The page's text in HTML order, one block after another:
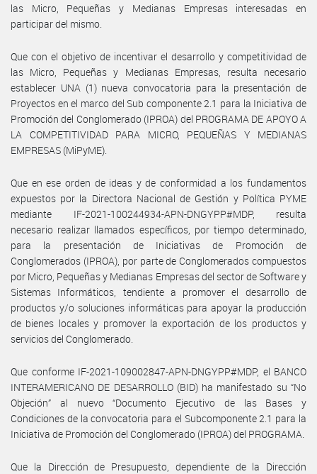
las Micro, Pequeñas y Medianas Empresas interesadas en
participar del mismo.
Que con el objetivo de incentivar el desarrollo y competitividad de
las Micro, Pequeñas y Medianas Empresas, resulta necesario
establecer UNA (1) nueva convocatoria para la presentación de
Proyectos en el marco del Sub componente 2.1 para la Iniciativa de
Promoción del Conglomerado (IPROA) del PROGRAMA DE APOYO A
LA COMPETITIVIDAD PARA MICRO, PEQUEÑAS Y MEDIANAS
EMPRESAS (MiPyME).
Que en ese orden de ideas y de conformidad a los fundamentos
expuestos por la Directora Nacional de Gestión y Política PYME
mediante IF-2021-100244934-APN-DNGYPP#MDP, resulta
necesario realizar llamados específicos, por tiempo determinado,
para la presentación de Iniciativas de Promoción de
Conglomerados (IPROA), por parte de Conglomerados compuestos
por Micro, Pequeñas y Medianas Empresas del sector de Software y
Sistemas Informáticos, tendiente a promover el desarrollo de
productos y/o soluciones informáticas para apoyar la producción
de bienes locales y promover la exportación de los productos y
servicios del Conglomerado.
Que conforme IF-2021-109002847-APN-DNGYPP#MDP, el BANCO
INTERAMERICANO DE DESARROLLO (BID) ha manifestado su “No
Objeción” al nuevo “Documento Ejecutivo de las Bases y
Condiciones de la convocatoria para el Subcomponente 2.1 para la
Iniciativa de Promoción del Conglomerado (IPROA) del PROGRAMA.
Que la Dirección de Presupuesto, dependiente de la Dirección